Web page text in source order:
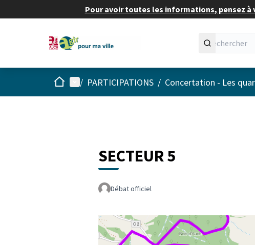
Pour avoir toutes les informations, pensez
AccueilMenu principal
/ PARTICIPATIONS / Concertation - Les
SECTEUR 5
Débat officiel